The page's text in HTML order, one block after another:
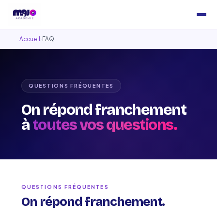
Accueil FAQ
QUESTIONS FRÉQUENTES
On répond franchement
àtoutes vos questions.
QUESTIONS FRÉQUENTES
On répond franchement.